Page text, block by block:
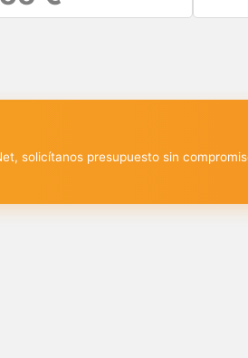
solicítanos presupuesto sin